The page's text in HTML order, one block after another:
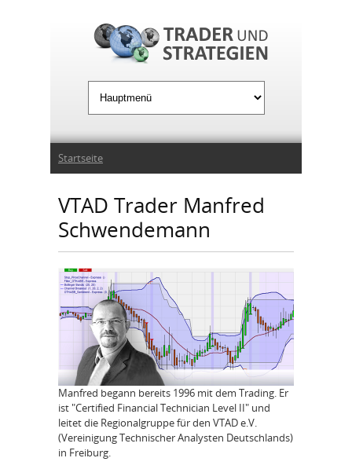
Sie sind hier
Startseite
VTAD Trader Manfred
Schwendemann
Manfred begann bereits 1996 mit dem Trading. Er
ist "Certified Financial Technician Level II" und
leitet die Regionalgruppe für den VTAD e.V.
(Vereinigung Technischer Analysten Deutschlands)
in Freiburg.